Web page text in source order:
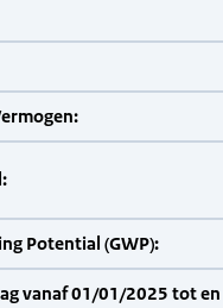
Potential (GWP):
vanaf 01/01/2025 tot en